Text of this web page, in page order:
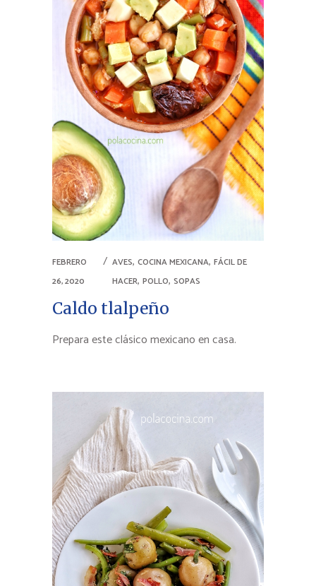
FEBRERO
26, 2020
AVES,COCINA MEXICANA,FÁCIL DE
HACER,POLLO,SOPAS
Caldo tlalpeño
Prepara este clásico mexicano en casa.